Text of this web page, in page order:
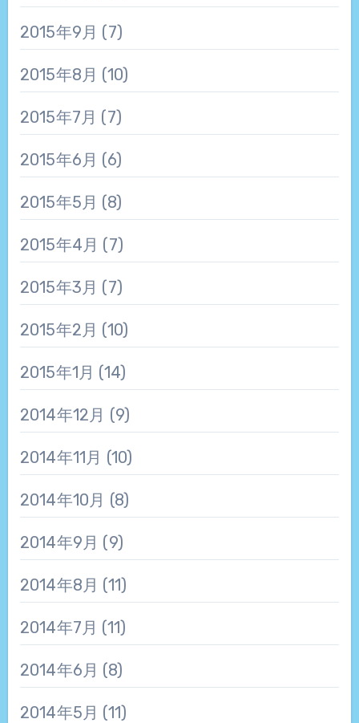
2015年9月 (7)
2015年8月 (10)
2015年7月 (7)
2015年6月 (6)
2015年5月 (8)
2015年4月 (7)
2015年3月 (7)
2015年2月 (10)
2015年1月 (14)
2014年12月 (9)
2014年11月 (10)
2014年10月 (8)
2014年9月 (9)
2014年8月 (11)
2014年7月 (11)
2014年6月 (8)
2014年5月 (11)